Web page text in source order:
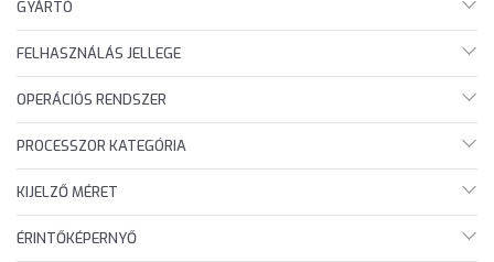
GYÁRTÓ
FELHASZNÁLÁS JELLEGE
OPERÁCIÓS RENDSZER
PROCESSZOR KATEGÓRIA
KIJELZŐ MÉRET
ÉRINTŐKÉPERNYŐ